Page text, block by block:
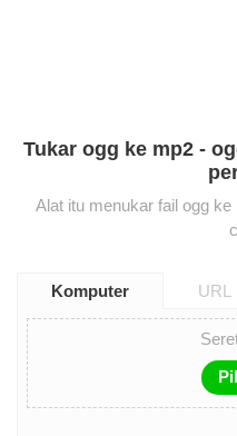
Tukar ogg ke mp2 -
Alat itu menukar fail ogg
Komputer URL